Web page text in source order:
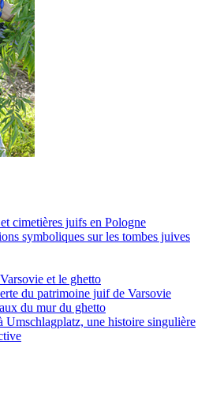
cimetières juifs en Pologne
symboliques sur les tombes juives
et le ghetto
du patrimoine juif de Varsovie
du mur du ghetto
Umschlagplatz, une histoire singulière